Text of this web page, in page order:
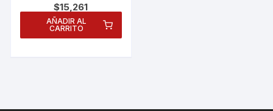
$15,261
AÑADIR AL
CARRITO